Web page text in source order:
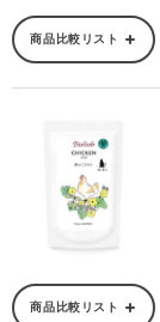
商品比較リスト
商品比較リスト